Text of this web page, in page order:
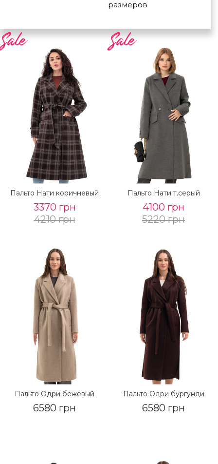
размеров
Пальто Нати коричневый
3370 грн
4210 грн
Пальто Нати т.серый
4100 грн
5220 грн
Пальто Одри бежевый
6580 грн
Пальто Одри бургунди
6580 грн